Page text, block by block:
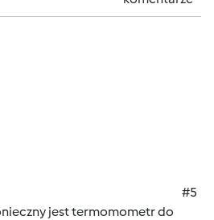
#5
jest termomometr do